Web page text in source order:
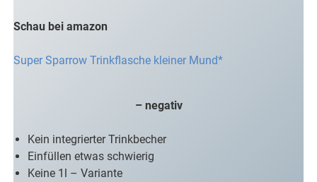
Schau bei amazon
Super Sparrow Trinkflasche kleiner Mund*
– negativ
Kein integrierter Trinkbecher
Einfüllen etwas schwierig
Keine 1l – Variante